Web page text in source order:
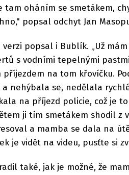
tam oháním se smetákem,
popsal odchyt Jan
verzi popsal i Bublík. „Už
s vodními tepelnými
příjezdem na tom křovíčku.
a nehýbala se, nedělala
na příjezd policie, což je
ji tím smetákem shodil z
a mamba se dala na
je vidět na videu, pusťte si
také, jak je možné, že